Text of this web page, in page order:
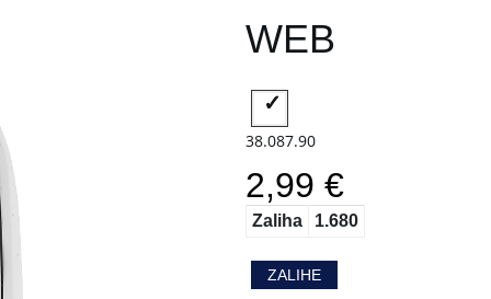
WEB
38.087.90
2,99 €
Zaliha 1.680
ZALIHE